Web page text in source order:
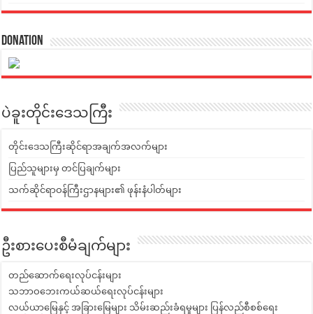
Donation
ပဲခူးတိုင်းဒေသကြီး
တိုင်းဒေသကြီးဆိုင်ရာအချက်အလက်များ
ပြည်သူများမှ တင်ပြချက်များ
သက်ဆိုင်ရာဝန်ကြီးဌာနများ၏ ဖုန်းနံပါတ်များ
ဦးစားပေးစီမံချက်များ
တည်ဆောက်ရေးလုပ်ငန်းများ
သဘာဝဘေးကယ်ဆယ်ရေးလုပ်ငန်းများ
လယ်ယာမြေနှင့် အခြားမြေများ သိမ်းဆည်းခံရမှုများ ပြန်လည်စီစစ်ရေး